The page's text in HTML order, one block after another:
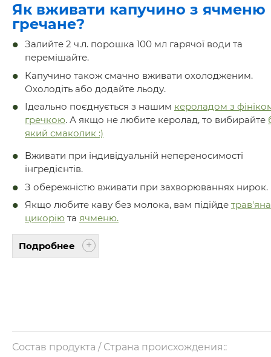
Як вживати капучино з ячменю
гречане?
Залийте 2 ч.л. порошка 100 мл гарячої води та
перемішайте.
Капучино також смачно вживати охолодженим.
Охолодіть або додайте льоду.
Ідеально поєднується з нашим кероладом з
гречкою. А якщо не любите керолад, то вибирайте
який смаколик :)
Вживати при індивідуальній непереносимості
інгредієнтів.
З обережністю вживати при захворюваннях нирок.
Якщо любите каву без молока, вам підійде
цикорію та ячменю.
Подробнее
Состав продукта / Страна происхождения::